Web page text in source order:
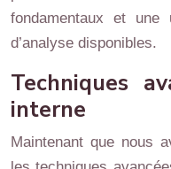
fondamentaux et une
d’analyse disponibles.
Techniques
interne
Maintenant que nous